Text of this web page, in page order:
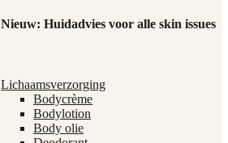
Nieuw: Huidadvies voor alle skin issues
Lichaamsverzorging
Bodycrème
Bodylotion
Body olie